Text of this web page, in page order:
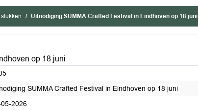
Uitnodiging SUMMA Crafted Festival in Eindhoven op 18 juni
op 18 juni
SUMMA Crafted Festival in Eindhoven op 18 juni
2026